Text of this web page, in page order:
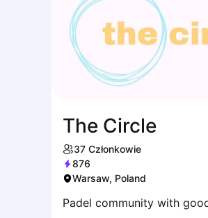
The Circle
37 Członkowie
876
Warsaw, Poland
Padel community with